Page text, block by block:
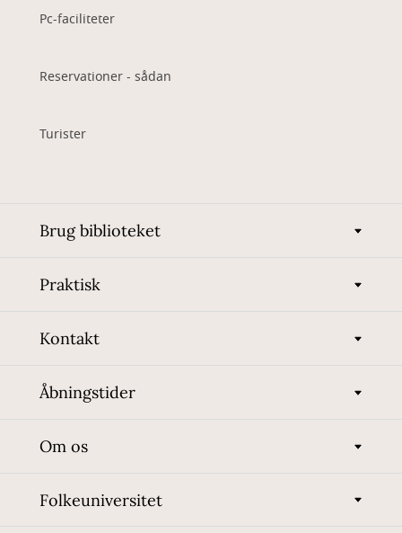
Pc-faciliteter
Reservationer - sådan
Turister
Brug biblioteket
Praktisk
Kontakt
Åbningstider
Om os
Folkeuniversitet